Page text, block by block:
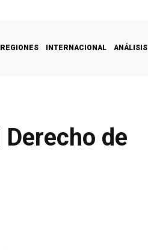
REGIONES INTERNACIONAL ANÁLISIS
de